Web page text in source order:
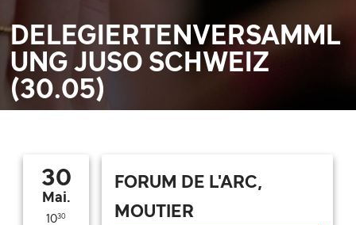
DELEGIERTENVERSAMML
UNG JUSO SCHWEIZ
(30.05)
30
Mai.
1030
FORUM DE L'ARC,
MOUTIER